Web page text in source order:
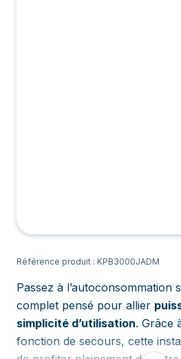
Référence produit : KPB3000JADM
Passez à l’autoconsommation
complet pensé pour allier
simplicité d’utilisation. Grâce
fonction de secours, cette